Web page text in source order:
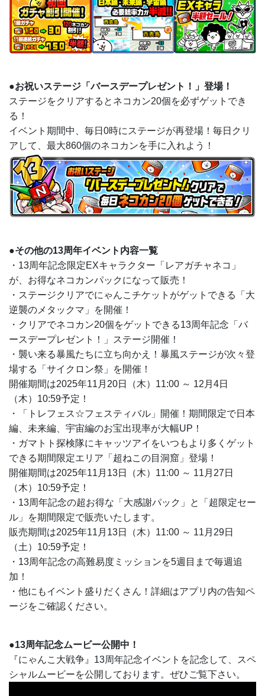
●お祝いステージ「バースデープレゼント！」登場！
ステージをクリアするとネコカン20個を必ずゲットでき
る！
イベント期間中、毎日0時にステージが再登場！毎日クリ
アして、最大860個のネコカンを手に入れよう！
●その他の13周年イベント内容一覧
・13周年記念限定EXキャラクター「レアガチャネコ」
が、お得なネコカンパックになって販売！
・ステージクリアでにゃんこチケットがゲットできる「大
逆襲のメタックマ」を開催！
・クリアでネコカン20個をゲットできる13周年記念「バ
ースデープレゼント！」ステージ開催！
・襲い来る暴風たちに立ち向かえ！暴風ステージが次々登
場する「サイクロン祭」を開催！
開催期間は2025年11月20日（木）11:00 ～ 12月4日
（木）10:59予定！
・「トレフェス☆フェスティバル」開催！期間限定で日本
編、未来編、宇宙編のお宝出現率が大幅UP！
・ガマトト探検隊にキャッツアイをいつもより多くゲット
できる期間限定エリア「超ねこの目洞窟」登場！
開催期間は2025年11月13日（木）11:00 ～ 11月27日
（木）10:59予定！
・13周年記念の超お得な「大感謝パック」と「超限定セー
ル」を期間限定で販売いたします。
販売期間は2025年11月13日（木）11:00 ～ 11月29日
（土）10:59予定！
・13周年記念の高難易度ミッションを5週目まで毎週追
加！
・他にもイベント盛りだくさん！詳細はアプリ内の告知ペ
ージをご確認ください。
●13周年記念ムービー公開中！
『にゃんこ大戦争』13周年記念イベントを記念して、スペ
シャルムービーを公開しております。ぜひご覧下さい。